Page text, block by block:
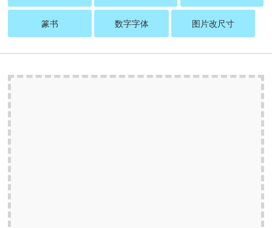
篆书 数字字体 图片改尺寸